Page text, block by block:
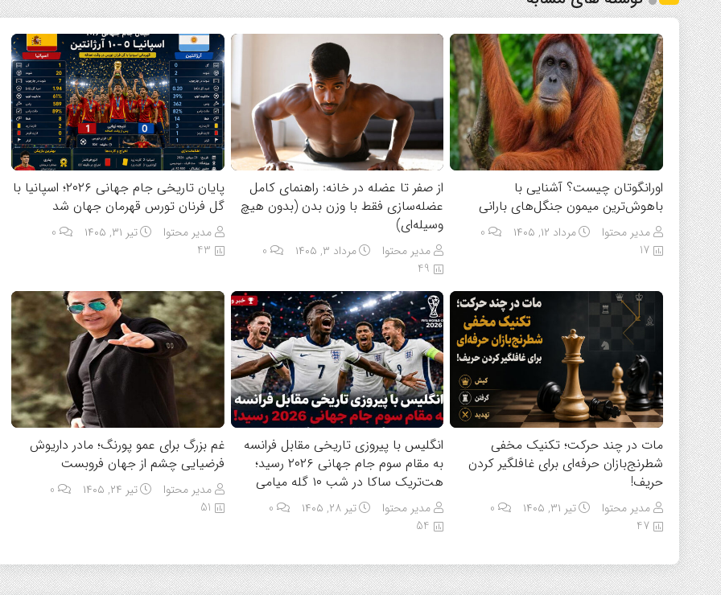
اورانگوتان چیست؟ آشنایی با
باهوش‌ترین میمون جنگل‌های بارانی
مدیر محتوا مرداد ۱۲, ۱۴۰۵
17
از صفر تا عضله در خانه: راهنمای کامل
عضله‌سازی فقط با وزن بدن (بدون هیچ
وسیله‌ای)
مدیر محتوا مرداد ۳, ۱۴۰۵
0
49
پایان تاریخی جام جهانی ۲۰۲۶؛ اسپانیا با
گل فرنان تورس قهرمان جهان شد
مدیر محتوا تیر ۳۱, ۱۴۰۵
43
مات در چند حرکت؛ تکنیک مخفی
شطرنج‌بازان حرفه‌ای برای غافلگیر کردن
حریف!
مدیر محتوا تیر ۳۱, ۱۴۰۵
47
انگلیس با پیروزی تاریخی مقابل فرانسه
به مقام سوم جام جهانی ۲۰۲۶ رسید؛
هت‌تریک ساکا در شب ۱۰ گله میامی
مدیر محتوا تیر ۲۸, ۱۴۰۵
0
54
غم بزرگ برای عمو پورنگ؛ مادر داریوش
فرضیایی چشم از جهان فروبست
مدیر محتوا تیر ۲۴, ۱۴۰۵
51